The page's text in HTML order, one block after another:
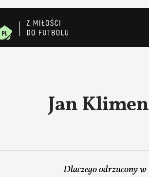
Jan
Dlaczego odrzucony